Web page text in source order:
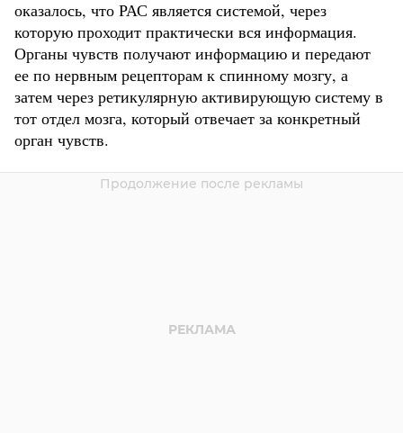
оказалось, что РАС является системой, через
которую проходит практически вся информация.
Органы чувств получают информацию и передают
ее по нервным рецепторам к спинному мозгу, а
затем через ретикулярную активирующую систему в
тот отдел мозга, который отвечает за конкретный
орган чувств.